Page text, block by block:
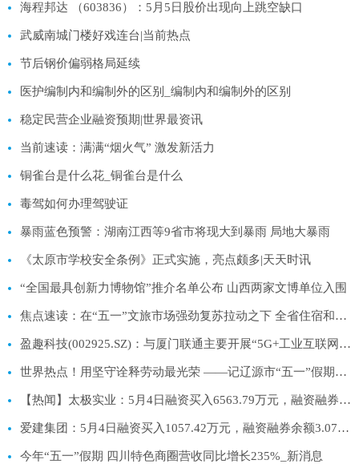
海程邦达 （603836）：5月5日股价出现向上跳空缺口
武威南城门楼好戏连台|当前热点
节后钢价偏弱格局延续
医护编制内和编制外的区别_编制内和编制外的区别
稳定民营企业融资预期|世界最资讯
当前速读：满满“烟火气” 激发新活力
铜雀台是什么花_铜雀台是什么
毒驾如何办理驾驶证
暴雨蓝色预警：湖南江西等9省市将现大到暴雨 局地大暴雨
《太原市学校安全条例》正式实施，亮点颇多|天天时讯
“全国最具创新力博物馆”推介名单公布 山西两家文博单位入围
焦点速读：在“五一”文旅市场强劲复苏拉动之下 全省住宿和餐饮业大幅回暖
盈趣科技(002925.SZ)：与厦门联通主要开展“5G+工业互联网”方面合作，目前暂未涉及GPT方面合作
世界热点！用坚守诠释劳动最光荣 ——记辽源市“五一”假期坚守岗位的劳动者
【热闻】太极实业：5月4日融资买入6563.79万元，融资融券余额6.97亿元
爱建集团：5月4日融资买入1057.42万元，融资融券余额3.07亿元_环球热推荐
今年“五一”假期 四川特色商圈营收同比增长235%_新消息